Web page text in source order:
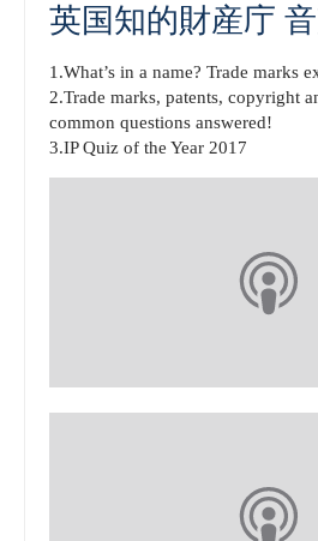
英国知的財産庁
1.What’s in a name? Trade marks
2.Trade marks, patents, copyright
common questions answered!
3.IP Quiz of the Year 2017